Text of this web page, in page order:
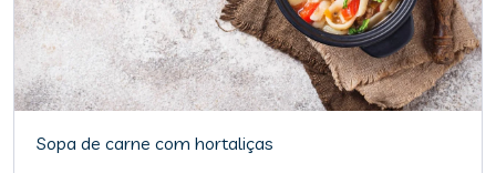
Sopa de carne com hortaliças